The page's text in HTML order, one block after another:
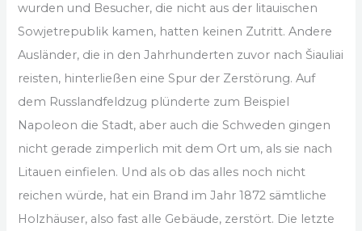
wurden und Besucher, die nicht aus der litauischen
Sowjetrepublik kamen, hatten keinen Zutritt. Andere
Ausländer, die in den Jahrhunderten zuvor nach Šiauliai
reisten, hinterließen eine Spur der Zerstörung. Auf
dem Russlandfeldzug plünderte zum Beispiel
Napoleon die Stadt, aber auch die Schweden gingen
nicht gerade zimperlich mit dem Ort um, als sie nach
Litauen einfielen. Und als ob das alles noch nicht
reichen würde, hat ein Brand im Jahr 1872 sämtliche
Holzhäuser, also fast alle Gebäude, zerstört. Die letzte